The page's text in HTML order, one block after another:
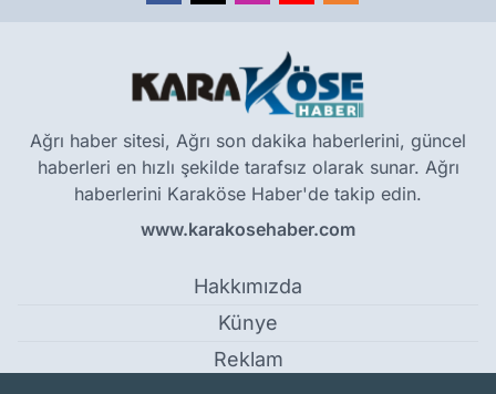
Ağrı haber sitesi, Ağrı son dakika haberlerini, güncel
haberleri en hızlı şekilde tarafsız olarak sunar. Ağrı
haberlerini Karaköse Haber'de takip edin.
www.karakosehaber.com
Hakkımızda
Künye
Reklam